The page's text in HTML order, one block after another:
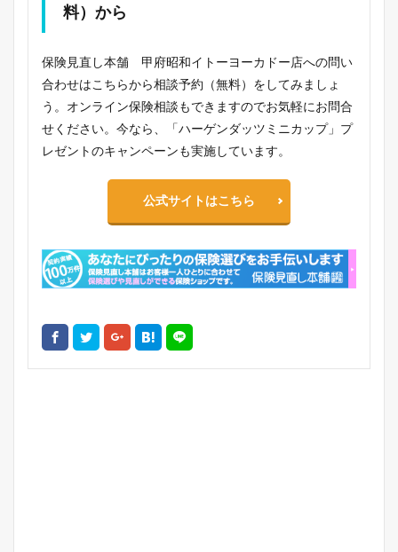
料）から
保険見直し本舗 甲府昭和イトーヨーカドー店への問い
合わせはこちらから相談予約（無料）をしてみましょ
う。オンライン保険相談もできますのでお気軽にお問合
せください。今なら、「ハーゲンダッツミニカップ」プ
レゼントのキャンペーンも実施しています。
公式サイトはこちら